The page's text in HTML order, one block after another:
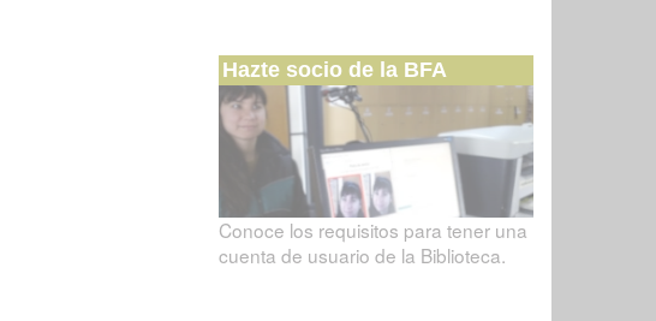
Hazte socio de la BFA
Conoce los requisitos para tener una
cuenta de usuario de la Biblioteca.